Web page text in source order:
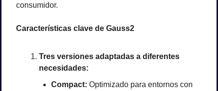
consumidor.
Características clave de Gauss2
Tres versiones adaptadas a diferentes
necesidades:
Compact: Optimizado para entornos con